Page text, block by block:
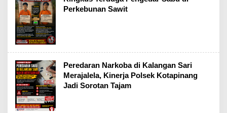
Perkebunan Sawit
Peredaran Narkoba di Kalangan Sari
Merajalela, Kinerja Polsek Kotapinang
Jadi Sorotan Tajam